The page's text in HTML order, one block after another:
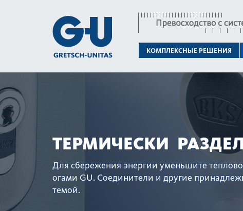
КОМПЛЕКСНЫЕ РЕШЕНИЯ
ТЕРМИЧЕСКИ
Для сбережения энергии уменьшите
огами GU. Соединители и другие
темой.